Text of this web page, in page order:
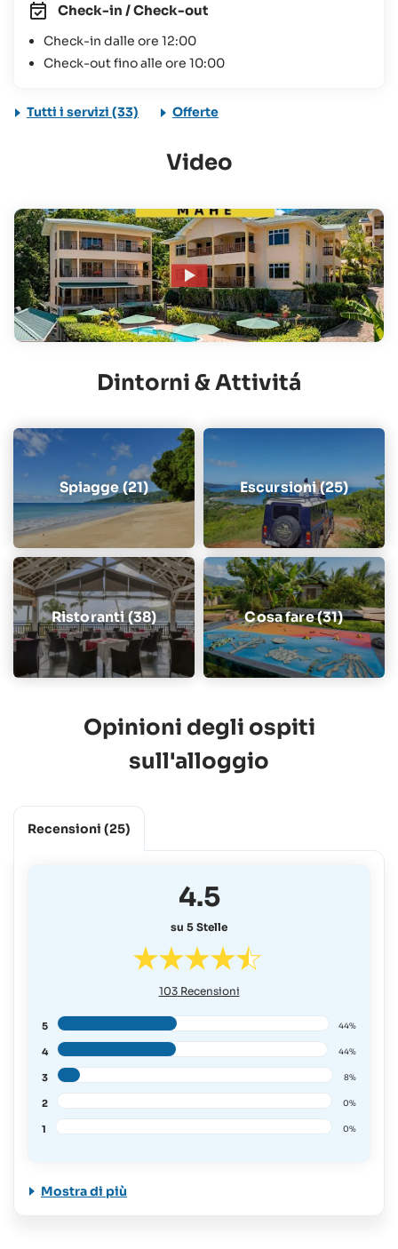
Check-in / Check-out
Check-in dalle ore 12:00
Check-out fino alle ore 10:00
Tutti i servizi (33) Offerte
Video
Dintorni & Attivitá
Spiagge (21) Escursioni (25)
Ristoranti (38) Cosa fare (31)
Opinioni degli ospiti
sull'alloggio
Recensioni (25)
4.5
su 5 Stelle
103Recensioni
5 44%
4 44%
3 8%
2 0%
1 0%
Mostra di più